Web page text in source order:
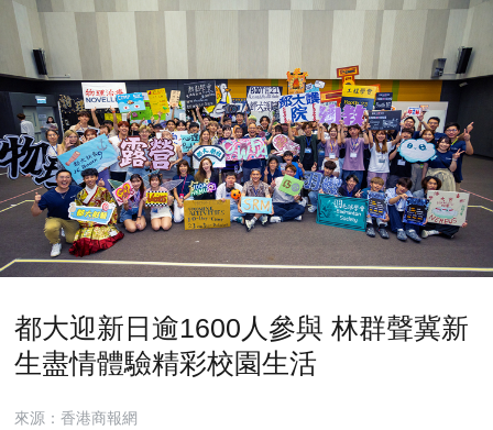
都大迎新日逾1600人參與 林群聲冀新
生盡情體驗精彩校園生活
來源：香港商報網